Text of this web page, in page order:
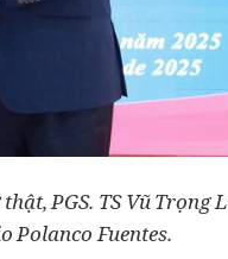
PGS. TS Vũ Trọng
Polanco Fuentes.